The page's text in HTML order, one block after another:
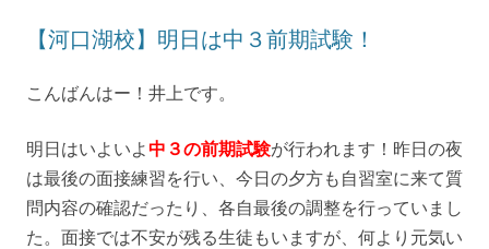
【河口湖校】明日は中３前期試験！
こんばんはー！井上です。
明日はいよいよ中３の前期試験が行われます！昨日の夜
は最後の面接練習を行い、今日の夕方も自習室に来て質
問内容の確認だったり、各自最後の調整を行っていまし
た。面接では不安が残る生徒もいますが、何より元気い